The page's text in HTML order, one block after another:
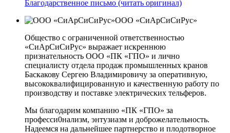
Благодарственное письмо (читать оригинал)
ООО «СиАрСиСиРус»
Общество с ограниченной ответственностью
«СиАрСиСиРус» выражает искреннюю
признательность ООО «ПК «ГПО» и лично
специалисту отдела продаж промышленных кранов
Баскакову Сергею Владимировичу за оперативную,
высококвалифицированную и качественную работу по
производству и поставке электрических тельферов.
Мы благодарим компанию «ПК «ГПО» за
професси0нализм, энтузиазм и доброжелательность.
Надеемся на дальнейшее партнерство и плодотворное